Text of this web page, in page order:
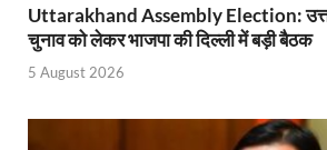
Kalyan Singh Jayanti:
Kashi Volleyball
Vande Bharat Sleeper
Uttarakhand Assembly Election:
चुनाव को लेकर भाजपा की दिल्ली में बड़ी बैठक
5 August 2026